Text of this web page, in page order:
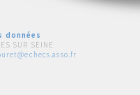
données
SUR SEINE